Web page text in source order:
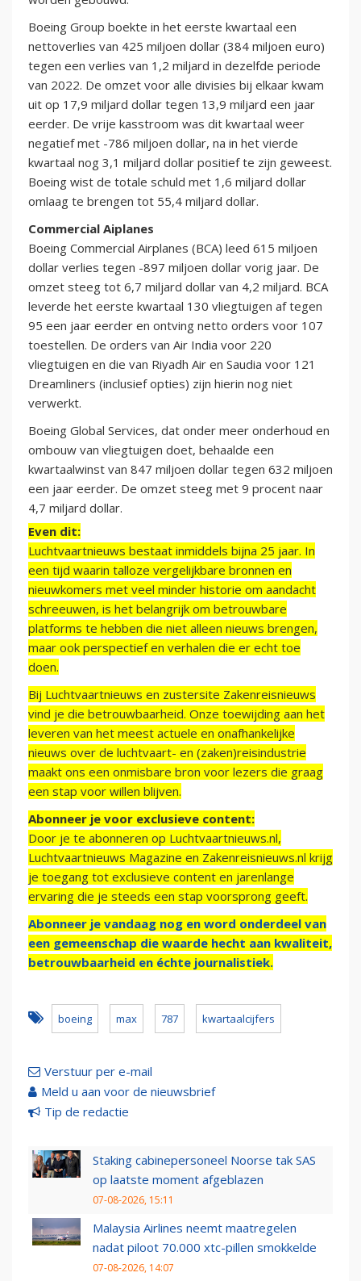
Boeing Group boekte in het eerste kwartaal een
nettoverlies van 425 miljoen dollar (384 miljoen euro)
tegen een verlies van 1,2 miljard in dezelfde periode
van 2022. De omzet voor alle divisies bij elkaar kwam
uit op 17,9 miljard dollar tegen 13,9 miljard een jaar
eerder. De vrije kasstroom was dit kwartaal weer
negatief met -786 miljoen dollar, na in het vierde
kwartaal nog 3,1 miljard dollar positief te zijn geweest.
Boeing wist de totale schuld met 1,6 miljard dollar
omlaag te brengen tot 55,4 miljard dollar.
Commercial Aiplanes
Boeing Commercial Airplanes (BCA) leed 615 miljoen
dollar verlies tegen -897 miljoen dollar vorig jaar. De
omzet steeg tot 6,7 miljard dollar van 4,2 miljard. BCA
leverde het eerste kwartaal 130 vliegtuigen af tegen
95 een jaar eerder en ontving netto orders voor 107
toestellen. De orders van Air India voor 220
vliegtuigen en die van Riyadh Air en Saudia voor 121
Dreamliners (inclusief opties) zijn hierin nog niet
verwerkt.
Boeing Global Services, dat onder meer onderhoud en
ombouw van vliegtuigen doet, behaalde een
kwartaalwinst van 847 miljoen dollar tegen 632 miljoen
een jaar eerder. De omzet steeg met 9 procent naar
4,7 miljard dollar.
Even dit:
Luchtvaartnieuws bestaat inmiddels bijna 25 jaar. In
een tijd waarin talloze vergelijkbare bronnen en
nieuwkomers met veel minder historie om aandacht
schreeuwen, is het belangrijk om betrouwbare
platforms te hebben die niet alleen nieuws brengen,
maar ook perspectief en verhalen die er echt toe
doen.
Bij Luchtvaartnieuws en zustersite Zakenreisnieuws
vind je die betrouwbaarheid. Onze toewijding aan het
leveren van het meest actuele en onafhankelijke
nieuws over de luchtvaart- en (zaken)reisindustrie
maakt ons een onmisbare bron voor lezers die graag
een stap voor willen blijven.
Abonneer je voor exclusieve content:
Door je te abonneren op Luchtvaartnieuws.nl,
Luchtvaartnieuws Magazine en Zakenreisnieuws.nl krijg
je toegang tot exclusieve content en jarenlange
ervaring die je steeds een stap voorsprong geeft.
Abonneer je vandaag nog en word onderdeel van
een gemeenschap die waarde hecht aan kwaliteit,
betrouwbaarheid en échte journalistiek.
boeing max 787 kwartaalcijfers
Verstuur per e-mail
Meld u aan voor de nieuwsbrief
Tip de redactie
Staking cabinepersoneel Noorse tak SAS
op laatste moment afgeblazen
07-08-2026, 15:11
Malaysia Airlines neemt maatregelen
nadat piloot 70.000 xtc-pillen smokkelde
07-08-2026, 14:07